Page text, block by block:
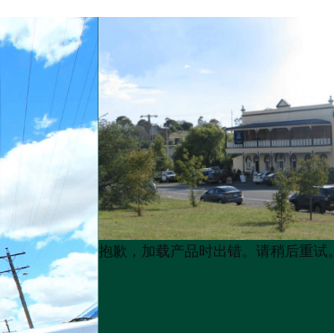
Product
Product
抱歉，加载产品时出错。请稍后重试。